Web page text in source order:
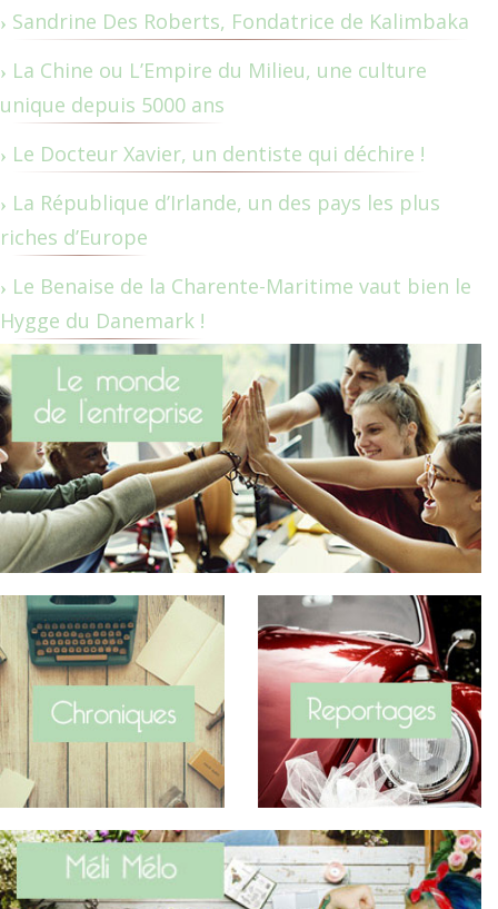
Sandrine Des Roberts, Fondatrice de Kalimbaka
La Chine ou L’Empire du Milieu, une culture
unique depuis 5000 ans
Le Docteur Xavier, un dentiste qui déchire !
La République d’Irlande, un des pays les plus
riches d’Europe
Le Benaise de la Charente-Maritime vaut bien le
Hygge du Danemark !